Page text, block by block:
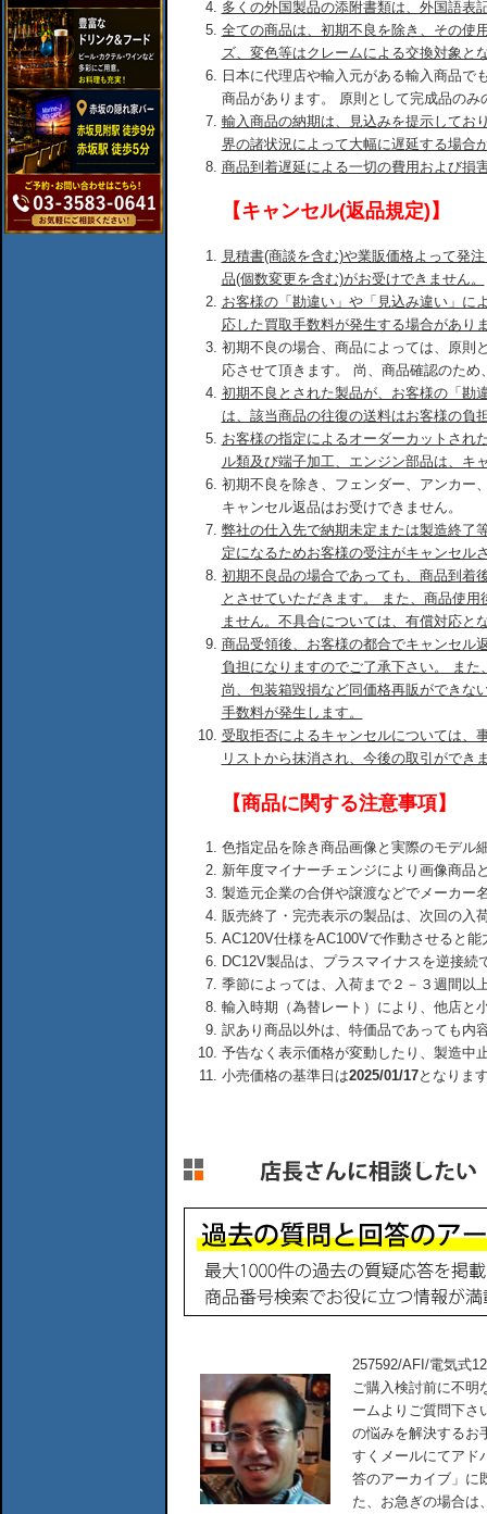
多くの外国製品の添附書類は、外国語表
全ての商品は、初期不良を除き、その使
ズ、変色等はクレームによる交換対象と
日本に代理店や輸入元がある輸入商品で
商品があります。 原則として完成品のみ
輸入商品の納期は、見込みを提示してお
界の諸状況によって大幅に遅延する場合
商品到着遅延による一切の費用および損
【キャンセル(返品規定)】
見積書(商談を含む)や業販価格よって発
品(個数変更を含む)がお受けできません。
お客様の「勘違い」や「見込み違い」に
応した買取手数料が発生する場合があり
初期不良の場合、商品によっては、原則
応させて頂きます。 尚、商品確認のた
初期不良とされた製品が、お客様の「勘
は、該当商品の往復の送料はお客様の負
お客様の指定によるオーダーカットされ
ル類及び端子加工、エンジン部品は、キ
初期不良を除き、フェンダー、アンカー
キャンセル返品はお受けできません。
弊社の仕入先で納期未定または製造終了
定になるためお客様の受注がキャンセル
初期不良品の場合であっても、商品到着
とさせていただきます。 また、商品使
ません。不具合については、有償対応と
商品受領後、お客様の都合でキャンセル
負担になりますのでご了承下さい。 ま
尚、包装箱毀損など同価格再販ができな
手数料が発生します。
受取拒否によるキャンセルについては、
リストから抹消され、今後の取引ができ
【商品に関する注意事項】
色指定品を除き商品画像と実際のモデル
新年度マイナーチェンジにより画像商品
製造元企業の合併や譲渡などでメーカー
販売終了・完売表示の製品は、次回の入
AC120V仕様をAC100Vで作動させると
DC12V製品は、プラスマイナスを逆接
季節によっては、入荷まで２－３週間以
輸入時期（為替レート）により、他店と
訳あり商品以外は、特価品であっても内
予告なく表示価格が変動したり、製造中
小売価格の基準日は2025/01/17となりま
257592/AFI/電気式
ご購入検討前に不明
ームよりご質問下さ
の悩みを解決するお
すくメールにてアド
答のアーカイブ」に
た、お急ぎの場合は